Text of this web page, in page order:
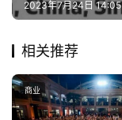
2023年7月24日 14:05
相关推荐
商业